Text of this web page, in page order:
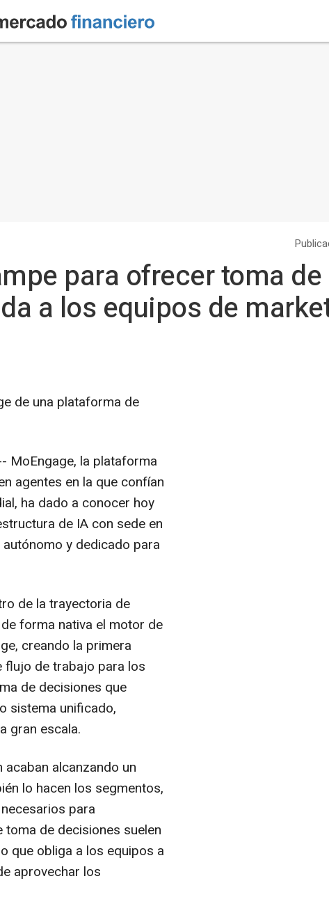
para ofrecer toma de
a los equipos de
de una plataforma de
MoEngage, la plataforma
agentes en la que confían
ha dado a conocer hoy
de IA con sede en
y dedicado para
de la trayectoria de
forma nativa el motor de
creando la primera
flujo de trabajo para los
de decisiones que
sistema unificado,
gran escala.
alcanzando un
lo hacen los segmentos,
para
de decisiones suelen
que obliga a los equipos a
aprovechar los